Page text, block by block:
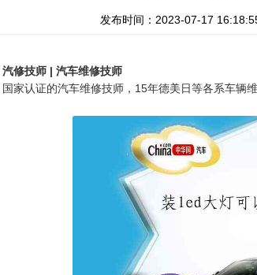
发布时间：2023-07-17
汽修技师 | 汽车维修技师